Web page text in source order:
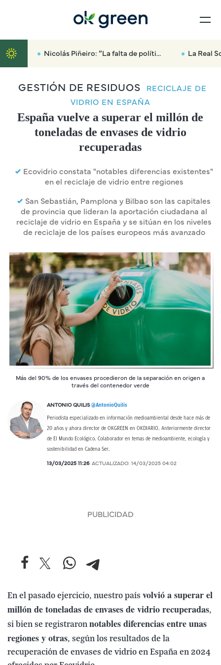
Nicolás Piñeiro: “La falta de políticas forestales ha sido la gasolina que ha arrasado media provincia” La Real Sociedad Canina
GESTIÓN DE RESIDUOS
RECICLAJE DE
VIDRIO EN ESPAÑA
España vuelve a superar el millón de
toneladas de envases de vidrio
recuperadas
Ecovidrio constata "notables diferencias existentes"
en el reciclaje de vidrio entre regiones
San Sebastián, Pamplona y Bilbao son las capitales
de provincia que lideran la aportación ciudadana al
reciclaje de vidrio en España y se sitúan en los niveles
de reciclaje de los países europeos más avanzado
Más del 90% de los envases procedieron de la separación en origen a
través del contenedor verde
ANTONIO QUILIS @AntonioQuilis
Periodista especializado en información medioambiental desde hace más de
20 años y ahora director de OKGREEN en OKDIARIO. Anteriormente director
de El Mundo Ecológico. Colaborador en temas de medioambiente, ecología y
sostenibilidad en Cadena Ser.
13/03/2025 11:26 ACTUALIZADO: 14/03/2025 04:02
En el pasado ejercicio, nuestro país volvió a superar el
millón de toneladas de envases de vidrio recuperadas,
si bien se registraron notables diferencias entre unas
regiones y otras, según los resultados de la
recuperación de envases de vidrio en España en 2024